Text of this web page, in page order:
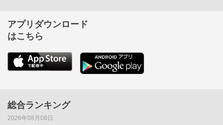
アプリダウンロード
はこちら
総合ランキング
2026年08月08日